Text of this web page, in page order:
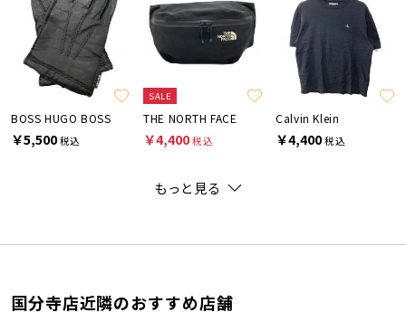
BOSS HUGO BOSS
￥5,500税込
SALE
THE NORTH FACE
￥4,400税込
Calvin Klein
￥4,400税込
もっと見る
国分寺店近隣のおすすめ店舗